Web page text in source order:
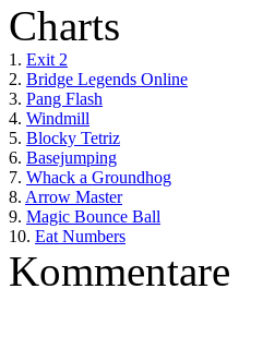
Charts
1. Exit 2
2. Bridge Legends Online
3. Pang Flash
4. Windmill
5. Blocky Tetriz
6. Basejumping
7. Whack a Groundhog
8. Arrow Master
9. Magic Bounce Ball
10. Eat Numbers
Kommentare